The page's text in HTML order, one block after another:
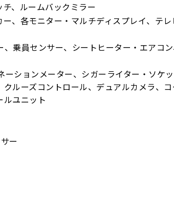
、ルームバックミラー
、各モニター・マルチディスプレイ、テレ
乗員センサー、シートヒーター・エアコ
ションメーター、シガーライター・ソケ
ルーズコントロール、デュアルカメラ、コ
ルユニット
ー